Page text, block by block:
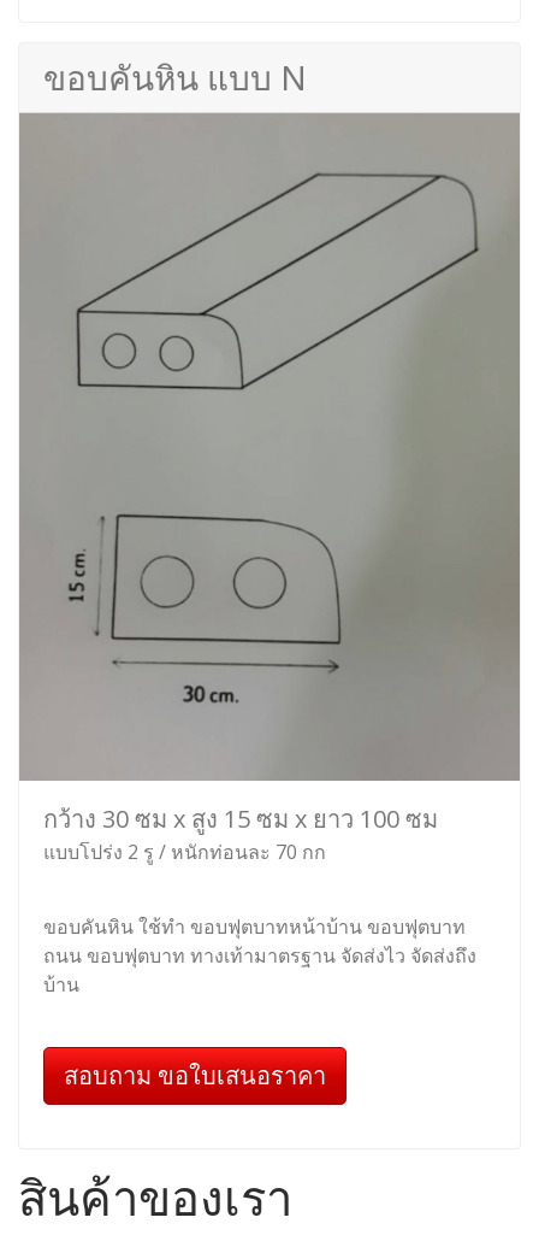
ขอบคันหิน แบบ N
กว้าง 30 ซม x สูง 15 ซม x ยาว 100 ซม
แบบโปร่ง 2 รู / หนักท่อนละ 70 กก
ขอบคันหิน ใช้ทำ ขอบฟุตบาทหน้าบ้าน ขอบฟุตบาท
ถนน ขอบฟุตบาท ทางเท้ามาตรฐาน จัดส่งไว จัดส่งถึง
บ้าน
สอบถาม ขอใบเสนอราคา
สินค้าของเรา